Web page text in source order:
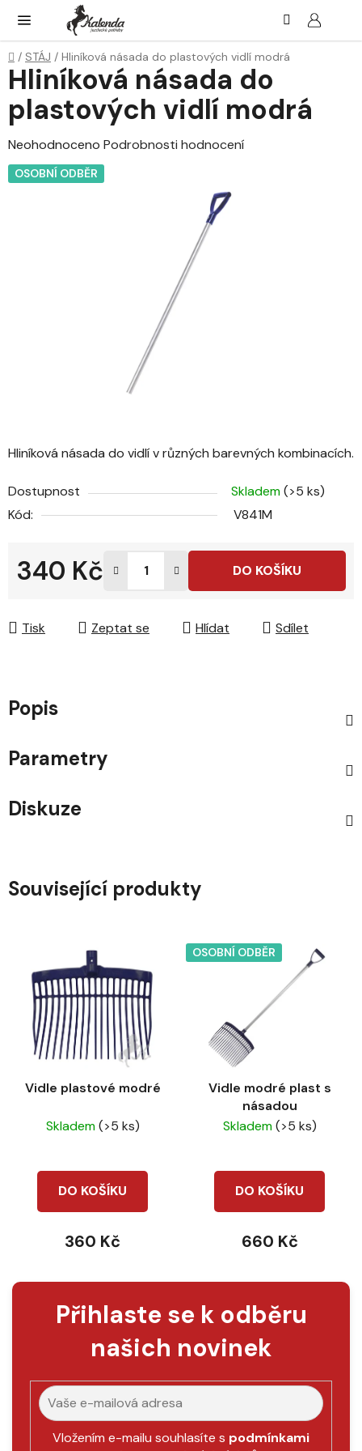
obsah
Domů
/ STÁJ / Hliníková násada do plastových vidlí modrá
Hliníková násada do vidlí v různých barevných kombinacích.
Dostupnost Skladem(>5 ks)
Kód:
V841M
340 Kč DO KOŠÍKU
Tisk Zeptat se Hlídat Sdílet
Hliníková násada do
plastových vidlí modrá
Průměrné
hodnocení
produktu
Neohodnoceno Podrobnosti hodnocení
OSOBNÍ ODBĚR
Popis
Parametry
Diskuze
Související produkty
Vidle plastové modré
Skladem(>5 ks)
DO KOŠÍKU
360 Kč
OSOBNÍ ODBĚR
Vidle modré plast s
násadou
Skladem(>5 ks)
DO KOŠÍKU
660 Kč
Přihlaste se k odběru
našich novinek
Vložením e-mailu souhlasíte s podmínkami